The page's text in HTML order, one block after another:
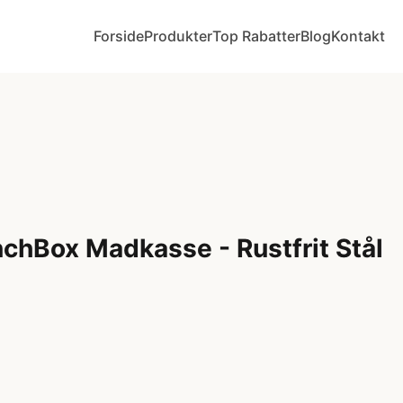
ForsideProdukterTop RabatterBlogKontakt
Madkasse - Rustfrit Stål